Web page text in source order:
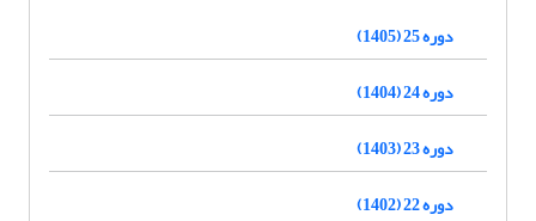
دوره 25 (1405)
دوره 24 (1404)
دوره 23 (1403)
دوره 22 (1402)